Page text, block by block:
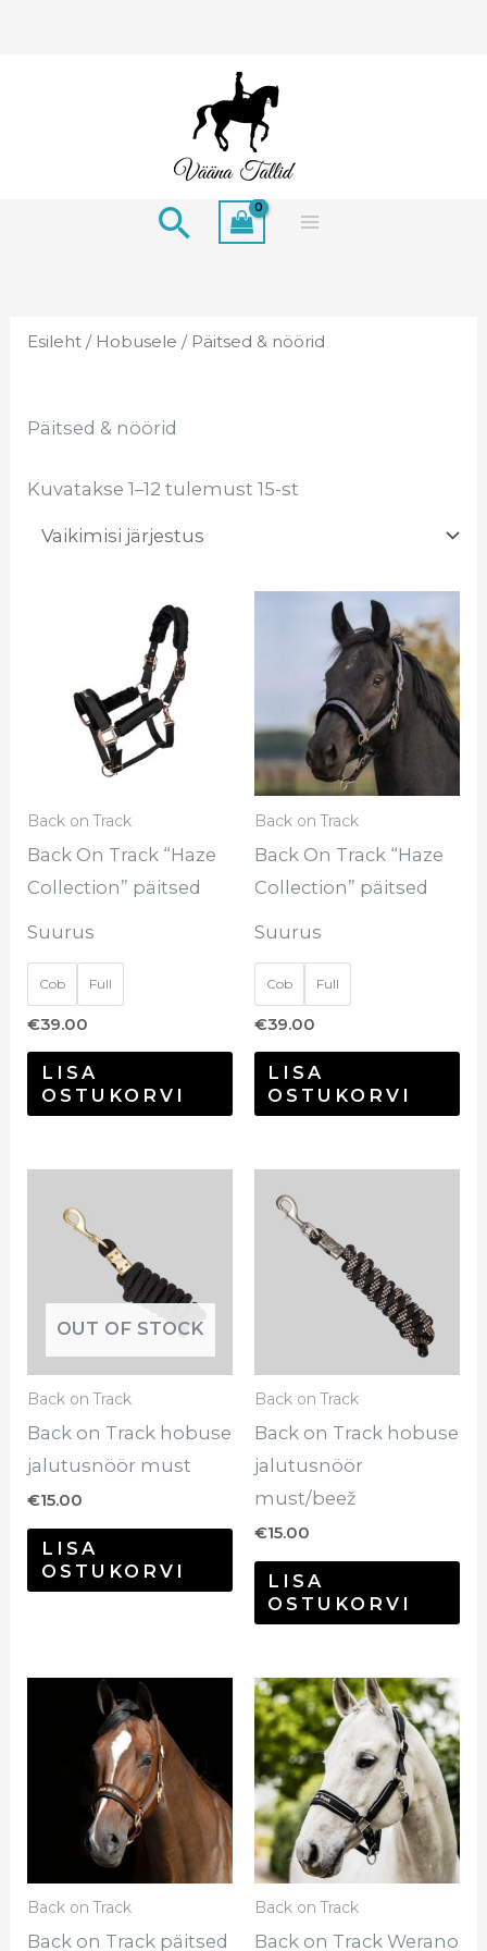
Search
Esileht / Hobusele / Päitsed & nöörid
Päitsed & nöörid
Kuvatakse 1–12 tulemust 15-st
Back on Track
Back On Track “Haze
Collection” päitsed
Suurus
Cob Full
€39.00
LISA
OSTUKORVI
varianti.
Valikuid
saab
tootelehel.
Back on Track
Back On Track “Haze
Collection” päitsed
Suurus
Cob Full
€39.00
LISA
OSTUKORVI
on
OUT OF STOCK
Back on Track
Back on Track hobuse
jalutusnöör must
€15.00
LISA
OSTUKORVI
Back on Track
Back on Track hobuse
jalutusnöör
must/beež
€15.00
LISA
OSTUKORVI
Back on Track
Back on Track päitsed
Sellel
tootel
on
mitu
varianti.
Valikuid
saab
Back on Track
Back on Track Werano
on